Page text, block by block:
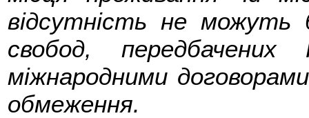
відсутність не можуть
свобод,
міжнародними
обмеження.